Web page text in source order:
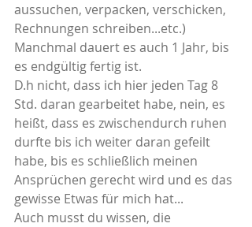
aussuchen, verpacken, verschicken,
Rechnungen schreiben...etc.)
Manchmal dauert es auch 1 Jahr, bis
es endgültig fertig ist.
D.h nicht, dass ich hier jeden Tag 8
Std. daran gearbeitet habe, nein, es
heißt, dass es zwischendurch ruhen
durfte bis ich weiter daran gefeilt
habe, bis es schließlich meinen
Ansprüchen gerecht wird und es das
gewisse Etwas für mich hat...
Auch musst du wissen, die